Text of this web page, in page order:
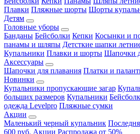
Плавки Пляжные шорты Шорты
Детям
Головные уборы
Банданы Бейсболки Кепки Косынки и
панамы и шляпы Детсткие шапки
Купальники Плавки и шорты Шапочки
Аксессуары
Шапочки для плавания Платки и
Новинки
Купальники пропускающие загар
больших размеров Купальники
одежда Levelpro Пляжные сумки
Акции
Маленький черный купальник
600 руб. Акции Распродажа от 50%